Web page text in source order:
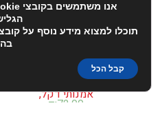
כוס קידוש זכוכית עם תחתית,
₪ 72.00
כוס קידוש זכוכית עם תחתית,
אמנותי דקל,
₪72.00
קבל הכל